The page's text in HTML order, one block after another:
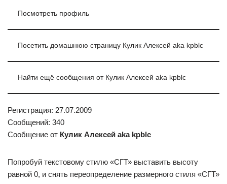
Посмотреть профиль
Посетить домашнюю страницу Кулик Алексей aka kpblc
Найти ещё сообщения от Кулик Алексей aka kpblc
Регистрация: 27.07.2009
Сообщений: 340
Сообщение от Кулик Алексей aka kpblc
Попробуй текстовому стилю «СГТ» выставить высоту
равной 0, и снять переопределение размерного стиля «СГТ»